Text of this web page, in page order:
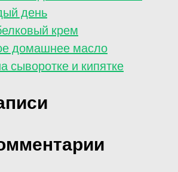
день
крем
домашнее масло
сыворотке и кипятке